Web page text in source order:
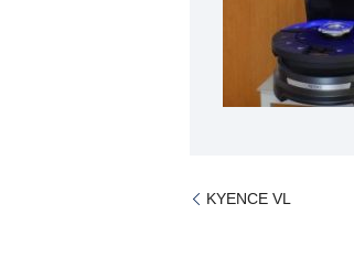
KYENCE VL